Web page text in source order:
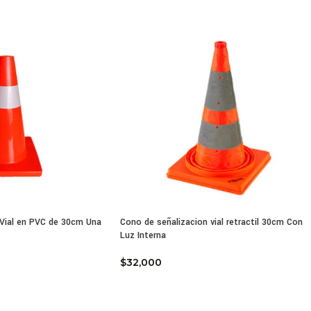
el color blanco brillante proporciona un contraste
la guía óptica en condiciones climáticas adversas como
Blanco.
Plástico Inyectado.
11 x 3 cm, con espigo de 5 cm.
Para pegar con pegante epóxico de dos componentes
Son utilizados como reductores de velocidad en cruces
Técnicas y Ventajas de Ingeniería
en PVC de 30cm Una
Cono de señalizacion vial retractil 30cm Con
Luz Interna
$32,000